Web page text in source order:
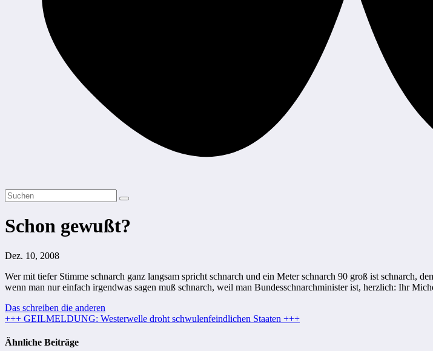
Schon gewußt?
Dez. 10, 2008
Wer mit tiefer Stimme schnarch ganz langsam spricht schnarch und ein Meter schnarch 90 groß ist schnarch,
wenn man nur einfach irgendwas sagen muß schnarch, weil man Bundesschnarchminister ist, herzlich: Ihr
Beitragsnavigation
Das schreiben die anderen
+++ GEILMELDUNG: Westerwelle droht schwulenfeindlichen Staaten +++
Ähnliche Beiträge